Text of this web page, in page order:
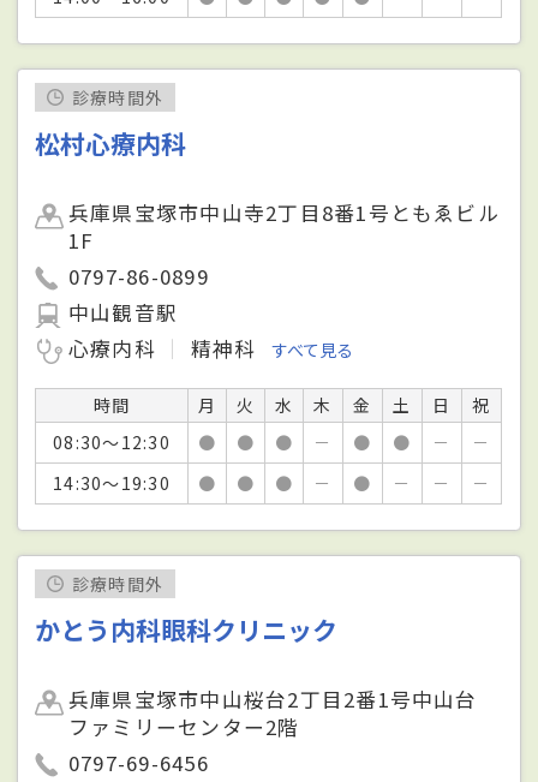
診療時間外
松村心療内科
兵庫県宝塚市中山寺2丁目8番1号ともゑビル
1F
0797-86-0899
中山観音駅
心療内科
精神科 すべて見る
時間 月 火 水 木 金 土 日
祝
08:30～12:30
● ● ● － ● ● －
－
14:30～19:30
● ● ● － ● － － －
診療時間外
かとう内科眼科クリニック
兵庫県宝塚市中山桜台2丁目2番1号中山台
ファミリーセンター2階
0797-69-6456